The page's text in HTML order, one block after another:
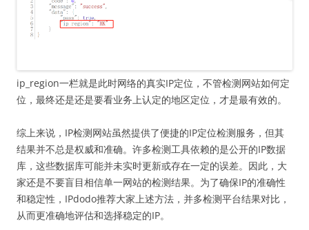
ip_region一栏就是此时网络的真实IP定位，不管检测网站如何定
位，最终还是还是要看业务上认定的地区定位，才是最有效的。
综上来说，IP检测网站虽然提供了便捷的IP定位检测服务，但其
结果并不总是权威和准确。许多检测工具依赖的是公开的IP数据
库，这些数据库可能并未实时更新或存在一定的误差。因此，大
家还是不要盲目相信单一网站的检测结果。为了确保IP的准确性
和稳定性，IPdodo推荐大家上述方法，并多检测平台结果对比，
从而更准确地评估和选择稳定的IP。